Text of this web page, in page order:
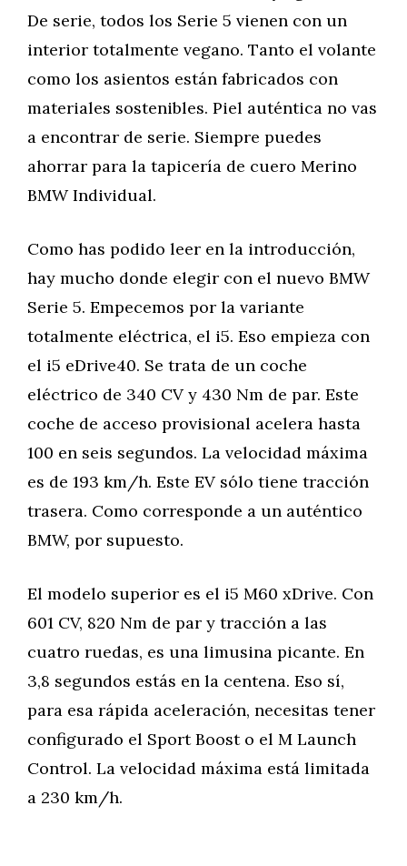
De serie, todos los Serie 5 vienen con un
interior totalmente vegano. Tanto el volante
como los asientos están fabricados con
materiales sostenibles. Piel auténtica no vas
a encontrar de serie. Siempre puedes
ahorrar para la tapicería de cuero Merino
BMW Individual.
Como has podido leer en la introducción,
hay mucho donde elegir con el nuevo BMW
Serie 5. Empecemos por la variante
totalmente eléctrica, el i5. Eso empieza con
el i5 eDrive40. Se trata de un coche
eléctrico de 340 CV y 430 Nm de par. Este
coche de acceso provisional acelera hasta
100 en seis segundos. La velocidad máxima
es de 193 km/h. Este EV sólo tiene tracción
trasera. Como corresponde a un auténtico
BMW, por supuesto.
El modelo superior es el i5 M60 xDrive. Con
601 CV, 820 Nm de par y tracción a las
cuatro ruedas, es una limusina picante. En
3,8 segundos estás en la centena. Eso sí,
para esa rápida aceleración, necesitas tener
configurado el Sport Boost o el M Launch
Control. La velocidad máxima está limitada
a 230 km/h.